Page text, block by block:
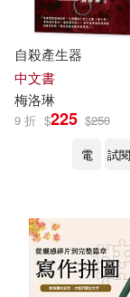
自殺產生器
中文書
梅洛琳
9 折 $225 $250
電
試閱